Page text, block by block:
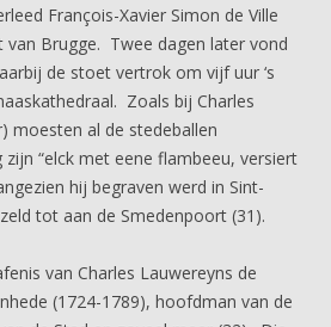
François-Xavier Simon de Ville
van Brugge. Twee dagen later vond
de stoet vertrok om vijf uur ‘s
Zoals bij Charles
moesten al de stedeballen
“elck met eene flambeeu, versiert
hij begraven werd in Sint-
tot aan de Smedenpoort (31).
van Charles Lauwereyns de
(1724-1789), hoofdman van de